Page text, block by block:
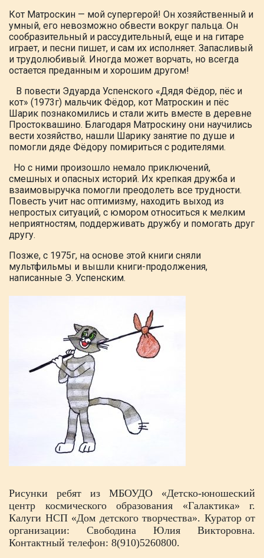
Кот Матроскин — мой супергерой! Он хозяйственный и
умный, его невозможно обвести вокруг пальца. Он
сообразительный и рассудительный, еще и на гитаре
играет, и песни пишет, и сам их исполняет. Запасливый
и трудолюбивый. Иногда может ворчать, но всегда
остается преданным и хорошим другом!
В повести Эдуарда Успенского «Дядя Фёдор, пёс и
кот» (1973г) мальчик Фёдор, кот Матроскин и пёс
Шарик познакомились и стали жить вместе в деревне
Простоквашино. Благодаря Матроскину они научились
вести хозяйство, нашли Шарику занятие по душе и
помогли дяде Фёдору помириться с родителями.
Но с ними произошло немало приключений,
смешных и опасных историй. Их крепкая дружба и
взаимовыручка помогли преодолеть все трудности.
Повесть учит нас оптимизму, находить выход из
непростых ситуаций, с юмором относиться к мелким
неприятностям, поддерживать дружбу и помогать друг
другу.
Позже, с 1975г, на основе этой книги сняли
мультфильмы и вышли книги-продолжения,
написанные Э. Успенским.
Рисунки ребят из МБОУДО «Детско-юношеский
центр космического образования «Галактика» г.
Калуги НСП «Дом детского творчества». Куратор от
организации: Свободина Юлия Викторовна.
Контактный телефон: 8(910)5260800.